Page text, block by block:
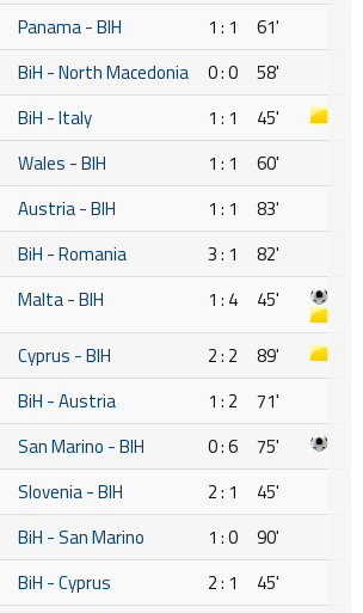
Panama - BIH 1 : 1
61'
BiH - North Macedonia 0 : 0
58'
BiH - Italy 1 : 1
45'
Wales - BIH 1 : 1
60'
Austria - BIH 1 : 1
83'
BiH - Romania 3 : 1
82'
Malta - BIH 1 : 4 45'
Cyprus - BIH 2 : 2
89'
BiH - Austria 1 : 2
71'
San Marino - BIH 0 : 6
75'
Slovenia - BIH 2 : 1
45'
BiH - San Marino 1 : 0
90'
BiH - Cyprus 2 : 1
45'